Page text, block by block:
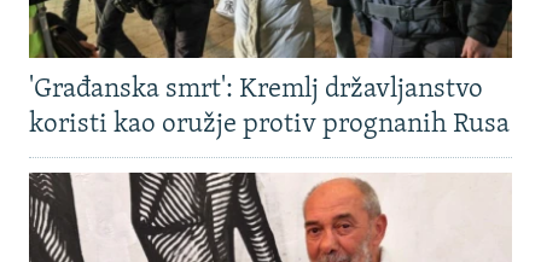
'Građanska smrt': Kremlj državljanstvo
koristi kao oružje protiv prognanih Rusa